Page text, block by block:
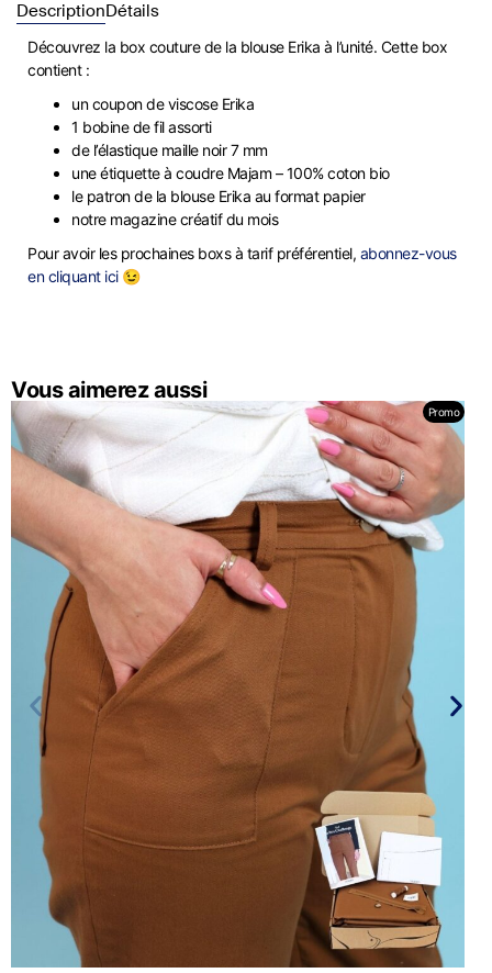
DescriptionDétails
Découvrez la box couture de la blouse Erika à l’unité. Cette box
contient :
un coupon de viscose Erika
1 bobine de fil assorti
de l’élastique maille noir 7 mm
une étiquette à coudre Majam – 100% coton bio
le patron de la blouse Erika au format papier
notre magazine créatif du mois
Pour avoir les prochaines boxs à tarif préférentiel, abonnez-vous
en cliquant ici 😉
Vous aimerez aussi
Promo